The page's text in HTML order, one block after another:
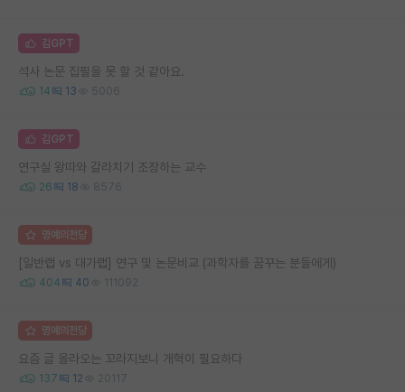
김GPT
석사 논문 집필을 못 할 것 같아요.
14 13 5006
김GPT
연구실 왕따와 갈라치기 조장하는 교수
26 18 8576
명예의전당
[일반랩 vs 대가랩] 연구 및 논문비교 (과학자를 꿈꾸는 분들에게)
404 40 111092
명예의전당
요즘 글 올라오는 꼬라지보니 개혁이 필요하다
137 12 20117